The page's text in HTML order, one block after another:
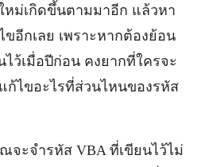
ม่เกิดขึ้นตามมาอีก แล้วหา
อีกเลย เพราะหากต้องย้อน
ว้เมื่อปีก่อน คงยากที่ใครจะ
ก้ไขอะไรที่ส่วนไหนของรหัส
จะจำรหัส VBA ที่เขียนไว้ไม่